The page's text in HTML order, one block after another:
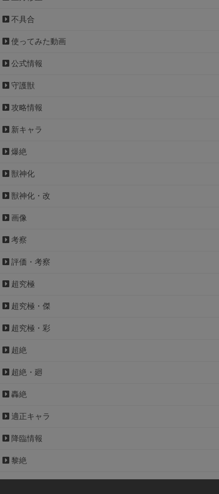
不具合
使ってみた動画
公式情報
守護獣
攻略情報
新キャラ
爆絶
獣神化
獣神化・改
画像
考察
評価・考察
超究極
超究極・傑
超究極・彩
超絶
超絶・廻
轟絶
適正キャラ
降臨情報
黎絶